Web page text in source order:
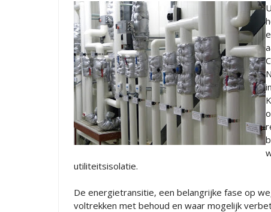
utiliteitsisolatie.
De energietransitie, een belangrijke fase op
voltrekken met behoud en waar mogelijk